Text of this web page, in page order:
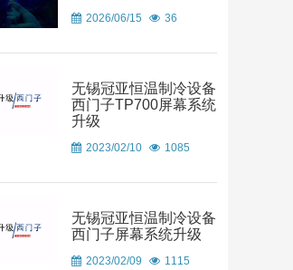
2026/06/15 36
无锡冠亚恒温制冷设备
西门子TP700屏幕系统
升级
2023/02/10 1085
无锡冠亚恒温制冷设备
西门子屏幕系统升级
2023/02/09 1115